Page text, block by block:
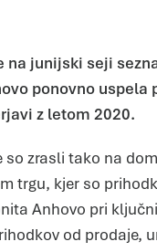
na junijski seji
ponovno
z letom 2020.
so zrasli tako na
trgu, kjer so
Anhovo pri
od prodaje,